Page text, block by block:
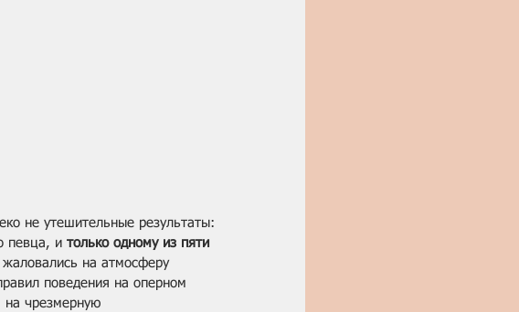
не утешительные результаты:
певца, и только одному из пяти
на атмосферу
поведения на оперном
на чрезмерную